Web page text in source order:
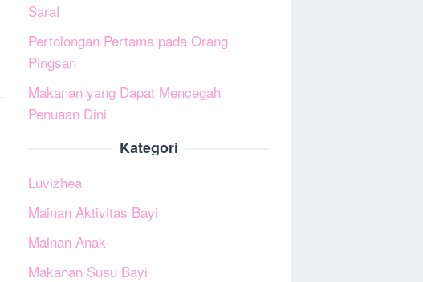
Saraf
Pertolongan Pertama pada Orang
Pingsan
Makanan yang Dapat Mencegah
Penuaan Dini
Kategori
Luvizhea
Mainan Aktivitas Bayi
Mainan Anak
Makanan Susu Bayi